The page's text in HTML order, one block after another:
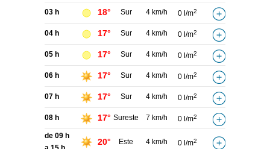
03 h 18° Sur 4 km/h 0 l/m2
04 h 17° Sur 4 km/h 0 l/m2
05 h 17° Sur 4 km/h 0 l/m2
06 h 17° Sur 4 km/h 0 l/m2
07 h 17° Sur 4 km/h 0 l/m2
08 h 17° Sureste 7 km/h 0 l/m2
de 09 h
20° Este 4 km/h 0 l/m2